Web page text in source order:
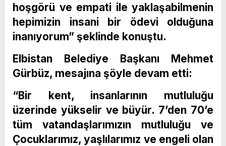
hoşgörü ve empati ile yaklaşabilmenin
hepimizin insani bir ödevi olduğuna
inanıyorum” şeklinde konuştu.
Elbistan Belediye Başkanı Mehmet
Gürbüz, mesajına şöyle devam etti:
“Bir kent, insanlarının mutluluğu
üzerinde yükselir ve büyür. 7’den 70’e
tüm vatandaşlarımızın mutluluğu ve
Çocuklarımız, yaşlılarımız ve engeli olan